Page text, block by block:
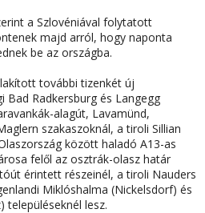
a Szlovéniával folytatott
majd arról, hogy naponta
be az országba.
további tizenkét új
Radkersburg és Langegg
alagút, Lavamünd,
szakaszoknál, a tiroli Sillian
között haladó A13-as
felől az osztrák-olasz határ
érintett részeinél, a tiroli Nauders
Miklóshalma (Nickelsdorf) és
településeknél lesz.